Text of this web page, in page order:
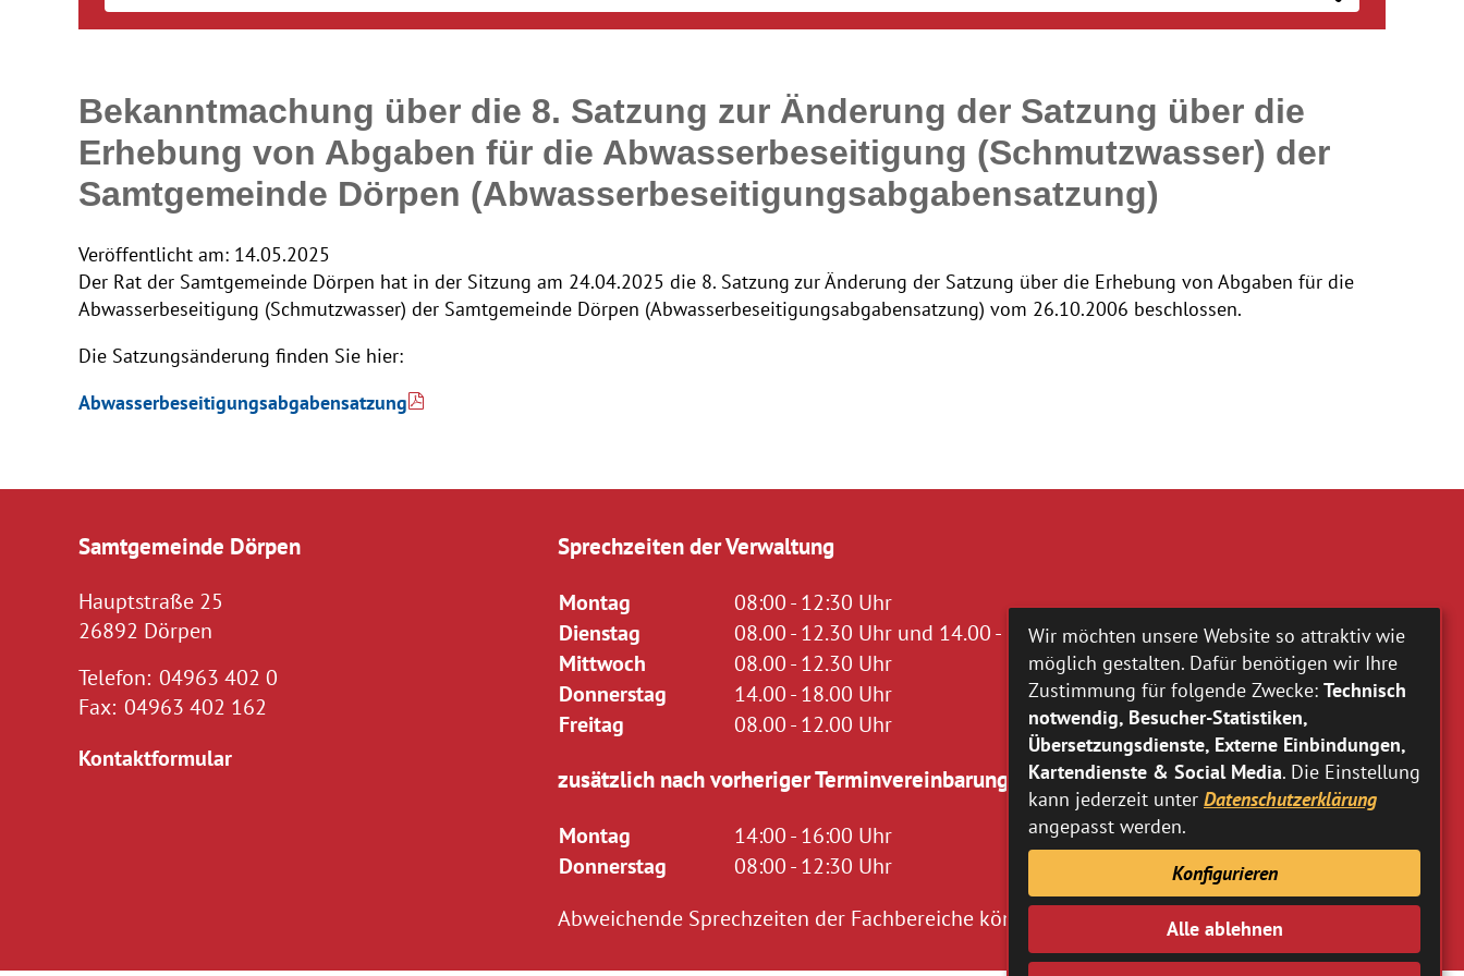
Bekanntmachung über die 8. Satzung zur Änderung der Satzung über die
Erhebung von Abgaben für die Abwasserbeseitigung (Schmutzwasser) der
Samtgemeinde Dörpen (Abwasserbeseitigungsabgabensatzung)
Veröffentlicht am: 14.05.2025
Der Rat der Samtgemeinde Dörpen hat in der Sitzung am 24.04.2025 die 8. Satzung zur Änderung der Satzung über die Erhebung von Abgaben für die
Abwasserbeseitigung (Schmutzwasser) der Samtgemeinde Dörpen (Abwasserbeseitigungsabgabensatzung) vom 26.10.2006 beschlossen.
Die Satzungsänderung finden Sie hier:
Abwasserbeseitigungsabgabensatzung
Samtgemeinde Dörpen
Hauptstraße 25
26892 Dörpen
Telefon: 04963 402 0
Fax: 04963 402 162
Kontaktformular
Sprechzeiten der Verwaltung
Montag
08:00 - 12:30 Uhr
Dienstag
08.00 - 12.30 Uhr und 14.00 - 16.00 Uhr
Mittwoch
08.00 - 12.30 Uhr
Donnerstag
14.00 - 18.00 Uhr
Freitag
08.00 - 12.00 Uhr
zusätzlich nach vorheriger Terminvereinbarung:
Montag
14:00 - 16:00 Uhr
Donnerstag
08:00 - 12:30 Uhr
Abweichende Sprechzeiten der Fachbereiche können Sie
entnehmen.
Wir möchten unsere Website so attraktiv wie
möglich gestalten. Dafür benötigen wir Ihre
Zustimmung für folgende Zwecke: Technisch
notwendig, Besucher-Statistiken,
Übersetzungsdienste, Externe Einbindungen,
Kartendienste & Social Media. Die Einstellung
kann jederzeit unter Datenschutzerklärung
angepasst werden.
Konfigurieren
Alle ablehnen